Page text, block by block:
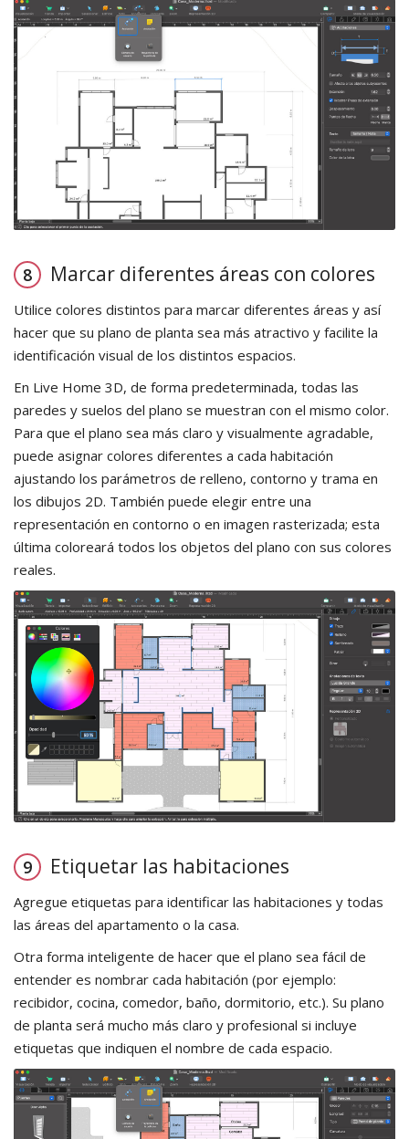
Marcar diferentes áreas con colores
Utilice colores distintos para marcar diferentes áreas y así
hacer que su plano de planta sea más atractivo y facilite la
identificación visual de los distintos espacios.
En Live Home 3D, de forma predeterminada, todas las
paredes y suelos del plano se muestran con el mismo color.
Para que el plano sea más claro y visualmente agradable,
puede asignar colores diferentes a cada habitación
ajustando los parámetros de relleno, contorno y trama en
los dibujos 2D. También puede elegir entre una
representación en contorno o en imagen rasterizada; esta
última coloreará todos los objetos del plano con sus colores
reales.
Etiquetar las habitaciones
Agregue etiquetas para identificar las habitaciones y todas
las áreas del apartamento o la casa.
Otra forma inteligente de hacer que el plano sea fácil de
entender es nombrar cada habitación (por ejemplo:
recibidor, cocina, comedor, baño, dormitorio, etc.). Su plano
de planta será mucho más claro y profesional si incluye
etiquetas que indiquen el nombre de cada espacio.